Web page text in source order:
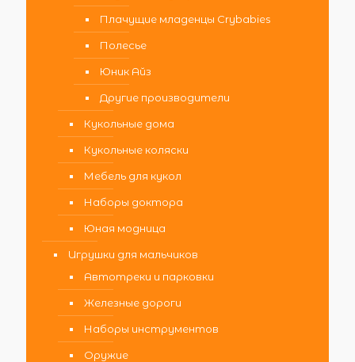
Плачущие младенцы Crybabies
Полесье
Юник Айз
Другие производители
Кукольные дома
Кукольные коляски
Мебель для кукол
Наборы доктора
Юная модница
Игрушки для мальчиков
Автотреки и парковки
Железные дороги
Наборы инструментов
Оружие